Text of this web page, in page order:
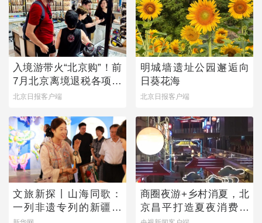
入境游带火“北京购”！前
7月北京离境退税各项数
据均创新高
北京日报客户端
明城墙遗址公园邂逅向
日葵花海
北京日报客户端
文旅新探丨山海同歌：
一列非遗专列的新疆旅
程
商圈夜游+乡村消夏，北
京昌平打造夏夜消费新
图景